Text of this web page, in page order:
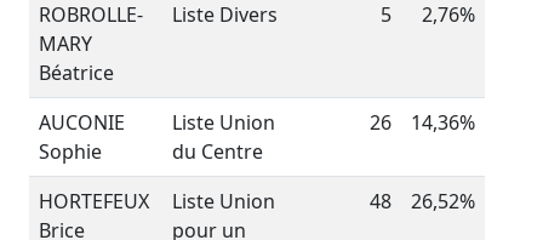
ROBROLLE-
MARY
Béatrice
Liste Divers 5 2,76%
AUCONIE
Sophie
Liste Union
du Centre
26 14,36%
HORTEFEUX
Brice
Liste Union
pour un
48 26,52%